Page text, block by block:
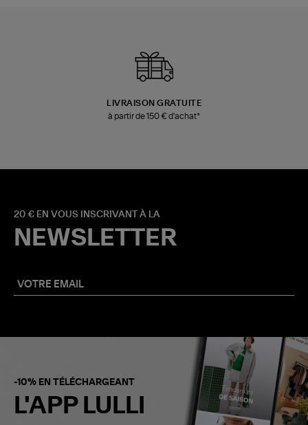
LIVRAISON GRATUITE
à partir de 150 € d'achat*
20 € EN VOUS INSCRIVANT À LA
NEWSLETTER
-10% EN TÉLÉCHARGEANT
L'APP LULLI